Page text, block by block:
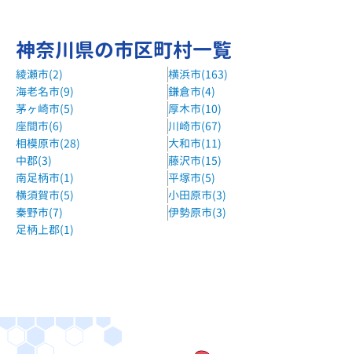
JR東海道線「辻堂駅」北口より徒歩５分。神台公園の手前。
湘南ゼミナールルミネ藤沢校
JR東海道線・小田急江ノ島線「藤沢駅」徒歩1分。
森塾辻堂校
JR 辻堂駅 徒歩2分
森塾湘南台校
小田急江ノ島線、相鉄いずみ野線、横浜市営地下鉄ブルーラ
イン 湘南台駅 徒歩1分
城南コベッツ藤沢駅前教室
神奈川県の市区町村一覧
綾瀬市(2)
横浜市(163)
海老名市(9)
鎌倉市(4)
茅ヶ崎市(5)
厚木市(10)
座間市(6)
川崎市(67)
相模原市(28)
大和市(11)
中郡(3)
藤沢市(15)
南足柄市(1)
平塚市(5)
横須賀市(5)
小田原市(3)
秦野市(7)
伊勢原市(3)
足柄上郡(1)